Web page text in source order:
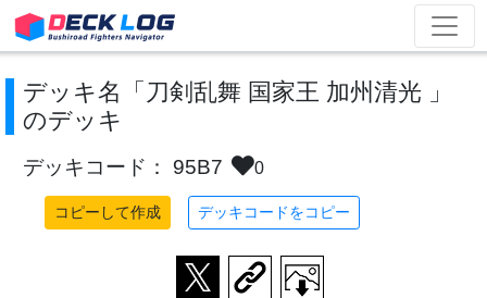
デッキ名「刀剣乱舞 国家王 加州清光 」
のデッキ
デッキコード： 95B7 0
コピーして作成 デッキコードをコピー